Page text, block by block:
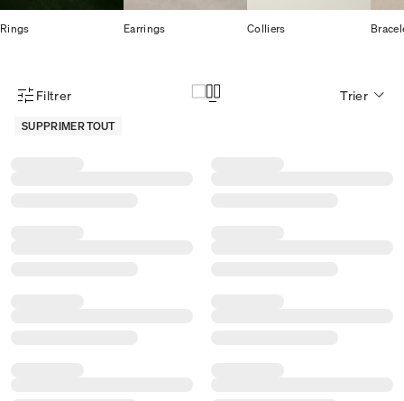
Rings Earrings Colliers
Menu des filtres d'articles
Filtrer
SUPPRIMER TOUT
Trier